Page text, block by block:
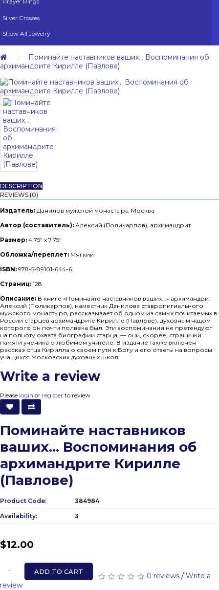
Silver Crosses
Show All Jewelry
Поминайте наставников ваших... Воспоминания об
архимандрите Кирилле (Павлове)
DESCRIPTION
REVIEWS (0)
Издатель: Данилов мужской монастырь, Москва
Автор (составитель): Алексий (Поликарпов), архимандрит
Размер: 4.75" x 7.75"
Обложка/переплет: Мягкий
ISBN: 978-5-89101-644-6
Страниц: 128
Описание: В книге «Поминайте наставников ваших...» архимандрит
Алексий (Поликарпов), наместник Данилова ставропигиального
мужского монастыря, рассказывает об одном из самых почитаемых в
России старцев архимандрите Кирилле (Павлове), духовным чадом
которого он почти полвека был. Эти воспоминания не претендуют
на полноту охвата биографии старца, — они, скорее, странички
памяти ученика о любимом учителе. В издание также включен
рассказ отца Кирилла о своем пути к Богу и его ответы на вопросы
учащихся Московских духовных школ.
Write a review
Please login or register to review
Поминайте наставников
ваших... Воспоминания об
архимандрите Кирилле
(Павлове)
Product Code: 384984
Availability: 3
$12.00
ADD TO CART 0 reviews / Write a
review